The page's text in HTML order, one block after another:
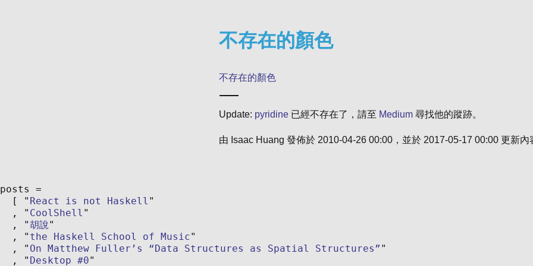
不存在的顏色
不存在的顏色
Update: pyridine 已經不存在了，請至 Medium 尋找他的蹤跡。
由 Isaac Huang 發佈於 2010-04-26 00:00 ，並於 2017-05-17 00:00 更新內
posts
React is not Haskell
CoolShell
胡說
the Haskell School of Music
On Matthew Fuller’s “Data Structures as Spatial Structures”
Desktop #0